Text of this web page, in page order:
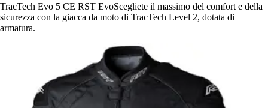
TracTech Evo 5 CE RST EvoScegliete il massimo del comfort e della
sicurezza con la giacca da moto di TracTech Level 2, dotata di
armatura.